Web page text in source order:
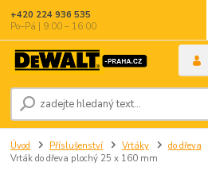
+420 224 936 535
Po–Pá | 9:00 – 16:00
Úvod Příslušenství Vrtáky do dřeva
Vrták do dřeva plochý 25 x 160 mm